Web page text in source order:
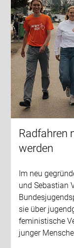
Radfahren
werden
Im neu
und Sebastian
sie über
feministische
junger